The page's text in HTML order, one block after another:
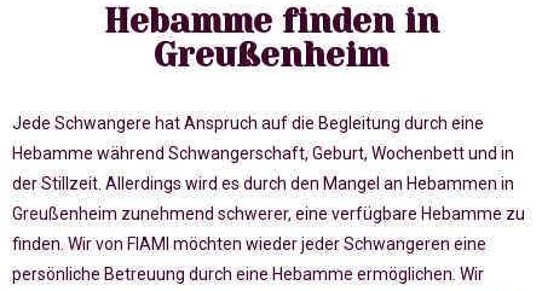
Hebamme finden in
Greußenheim
Jede Schwangere hat Anspruch auf die Begleitung durch eine
Hebamme während Schwangerschaft, Geburt, Wochenbett und in
der Stillzeit. Allerdings wird es durch den Mangel an Hebammen in
Greußenheim zunehmend schwerer, eine verfügbare Hebamme zu
finden. Wir von FIAMI möchten wieder jeder Schwangeren eine
persönliche Betreuung durch eine Hebamme ermöglichen. Wir